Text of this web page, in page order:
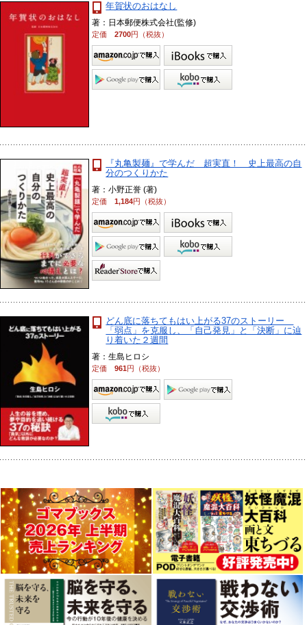
年賀状のおはなし
著：日本郵便株式会社(監修)
定価2700円（税抜）
『丸亀製麺』で学んだ 超実直！ 史上最高の自
分のつくりかた
著：小野正誉 (著)
定価1,184円（税抜）
どん底に落ちてもはい上がる37のストーリー
「弱点」を克服し、「自己発見」と「決断」に辿
り着いた２週間
著：生島ヒロシ
定価961円（税抜）